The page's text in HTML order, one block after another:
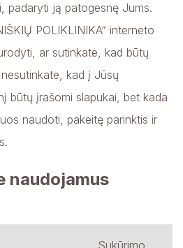
padaryti ją patogesnę Jums.
POLIKLINIKA“ interneto
ar sutinkate, kad būtų
kad į Jūsų
būtų įrašomi slapukai, bet kada
naudoti, pakeitę parinktis ir
naudojamus
Sukūrimo